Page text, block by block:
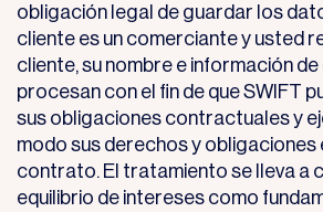
obligación legal de guardar los
cliente es un comerciante y usted
cliente, su nombre e información
procesan con el fin de que SWIFT
sus obligaciones contractuales y
modo sus derechos y obligaciones
contrato. El tratamiento se lleva a
equilibrio de intereses como